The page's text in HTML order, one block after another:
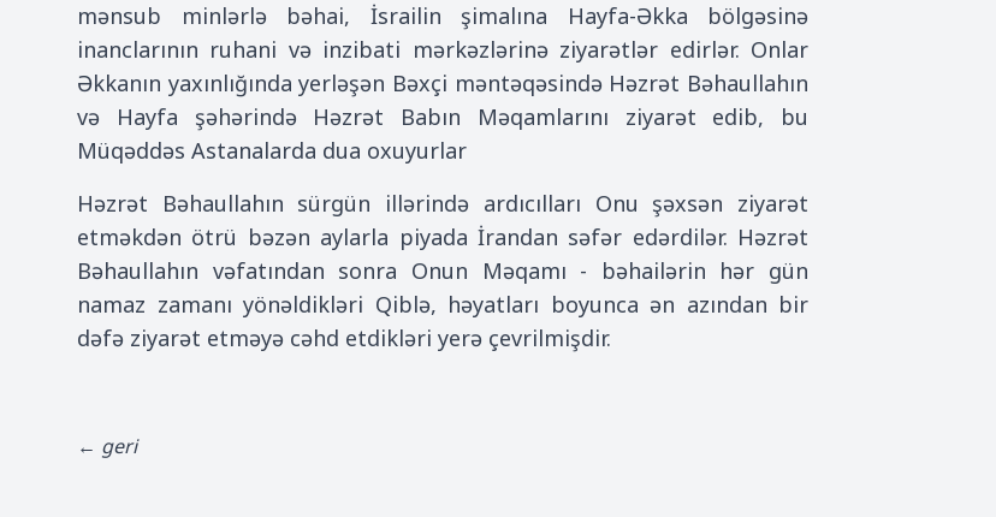
mənsub minlərlə bəhai, İsrailin şimalına Hayfa-Əkka bölgəsinə
inanclarının ruhani və inzibati mərkəzlərinə ziyarətlər edirlər. Onlar
Əkkanın yaxınlığında yerləşən Bəxçi məntəqəsində Həzrət Bəhaullahın
və Hayfa şəhərində Həzrət Babın Məqamlarını ziyarət edib, bu
Müqəddəs Astanalarda dua oxuyurlar
Həzrət Bəhaullahın sürgün illərində ardıcılları Onu şəxsən ziyarət
etməkdən ötrü bəzən aylarla piyada İrandan səfər edərdilər. Həzrət
Bəhaullahın vəfatından sonra Onun Məqamı - bəhailərin hər gün
namaz zamanı yönəldikləri Qiblə, həyatları boyunca ən azından bir
dəfə ziyarət etməyə cəhd etdikləri yerə çevrilmişdir.
← geri